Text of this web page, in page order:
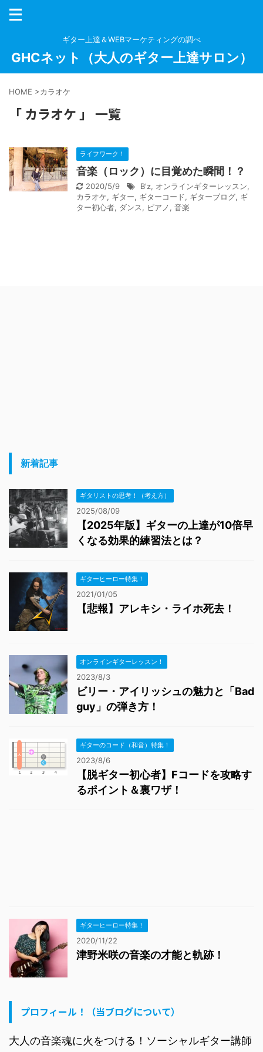
ギター上達＆WEBマーケティングの調べ
GHCネット（大人のギター上達サロン）
HOME >カラオケ
「 カラオケ 」 一覧
ライフワーク！
音楽（ロック）に目覚めた瞬間！？
2020/5/9 B'z, オンラインギターレッスン,
カラオケ, ギター, ギターコード, ギターブログ, ギ
ター初心者, ダンス, ピアノ, 音楽
新着記事
ギタリストの思考！（考え方）
2025/08/09
【2025年版】ギターの上達が10倍早
くなる効果的練習法とは？
ギターヒーロー特集！
2021/01/05
【悲報】アレキシ・ライホ死去！
オンラインギターレッスン！
2023/8/3
ビリー・アイリッシュの魅力と「Bad
guy」の弾き方！
ギターのコード（和音）特集！
2023/8/6
【脱ギター初心者】Fコードを攻略す
るポイント＆裏ワザ！
ギターヒーロー特集！
2020/11/22
津野米咲の音楽の才能と軌跡！
プロフィール！（当ブログについて）
大人の音楽魂に火をつける！ソーシャルギター講師